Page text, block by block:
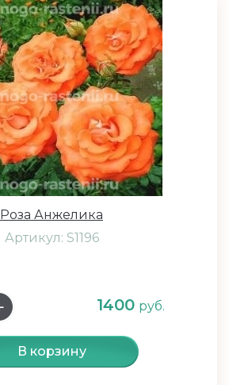
Роза Анжелика
Артикул: S1196
1400 руб.
В корзину